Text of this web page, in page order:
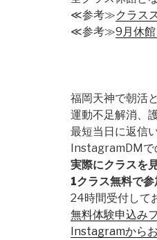
≪参考≫クラス
≪参考≫9月休
福岡天神で朝活
運動不足解消、
最短当日に返信
InstagramDMで
実際にクラスを
1クラス無料で参
24時間受付して
無料体験申込み
Instagramから